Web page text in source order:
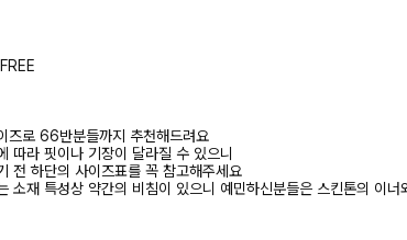
즈로 66반분들까지 추천해드려요
따라 핏이나 기장이 달라질 수 있으니
전 하단의 사이즈표를 꼭 참고해주세요
소재 특성상 약간의 비침이 있으니 예민하신분들은 스킨톤의 이너